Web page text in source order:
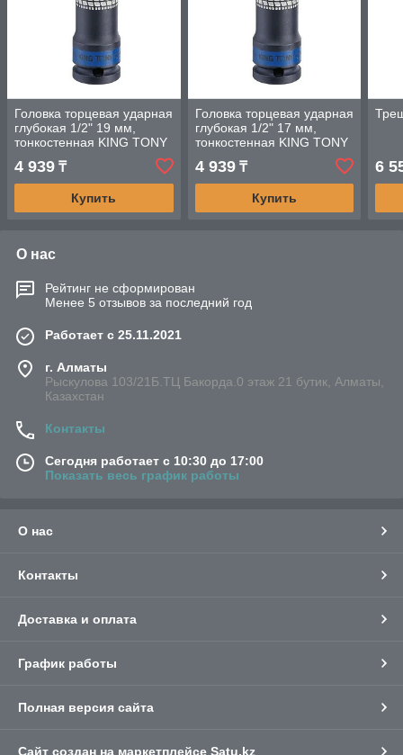
Головка торцевая ударная
глубокая 1/2" 19 мм,
тонкостенная KING TONY
4 939 ₸
Купить
Головка торцевая ударная
глубокая 1/2" 17 мм,
тонкостенная KING TONY
4 939₸
Купить
6
О нас
Рейтинг не сформирован
Менее 5 отзывов за последний год
Работает с 25.11.2021
г. Алматы
Рыскулова 103/21Б.ТЦ Бакорда.0 этаж 21 бутик, Алматы,
Казахстан
Контакты
Сегодня работает с 10:30 до 17:00
Показать весь график работы
О нас
Контакты
Доставка и оплата
График работы
Полная версия сайта
Сайт создан на маркетплейсе Satu.kz